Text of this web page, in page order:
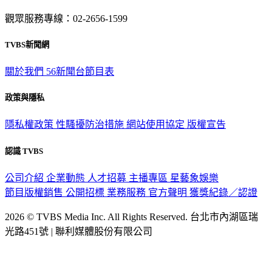
觀眾服務專線：02-2656-1599
TVBS新聞網
關於我們 56新聞台節目表
政策與隱私
隱私權政策 性騷擾防治措施 網站使用協定 版權宣告
認識 TVBS
公司介紹 企業動態 人才招募 主播專區 星藝象娛樂
節目版權銷售 公開招標 業務服務 官方聲明 獲獎紀錄／認證
2026 © TVBS Media Inc. All Rights Reserved. 台北市內湖區瑞
光路451號 | 聯利媒體股份有限公司